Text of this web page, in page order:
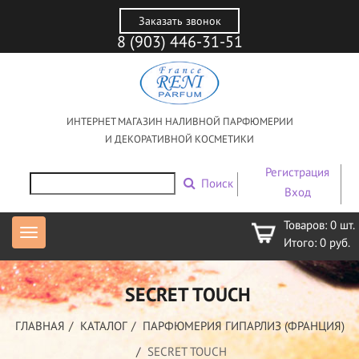
Заказать звонок
8 (903) 446-31-51
ИНТЕРНЕТ МАГАЗИН НАЛИВНОЙ ПАРФЮМЕРИИ
И ДЕКОРАТИВНОЙ КОСМЕТИКИ
Поиск
Регистрация
Вход
Товаров: 0 шт.
Итого: 0 руб.
SECRET TOUCH
ГЛАВНАЯ КАТАЛОГ
ПАРФЮМЕРИЯ ГИПАРЛИЗ (ФРАНЦИЯ)
SECRET TOUCH